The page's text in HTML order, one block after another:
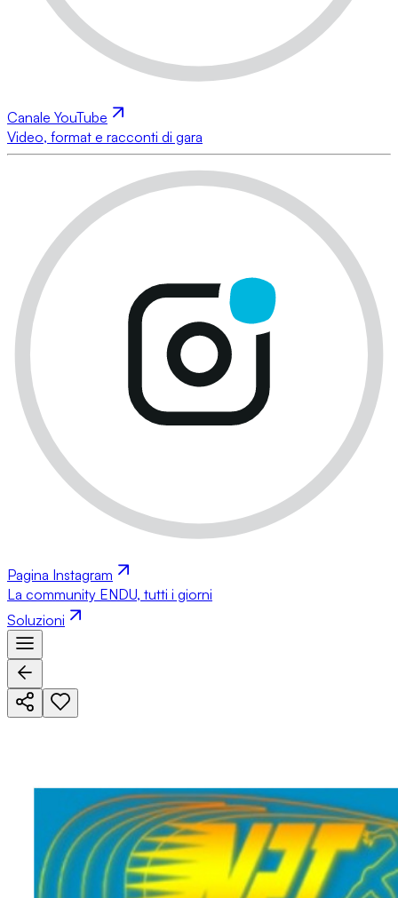
Canale YouTube
Video, format e racconti di gara
Pagina Instagram
La community ENDU, tutti i giorni
Soluzioni